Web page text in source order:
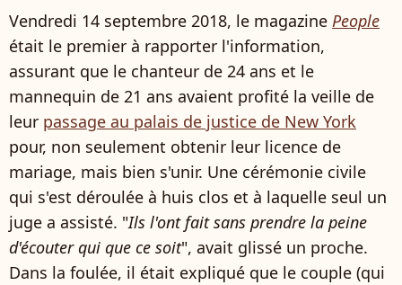
Vendredi 14 septembre 2018, le magazine People
était le premier à rapporter l'information,
assurant que le chanteur de 24 ans et le
mannequin de 21 ans avaient profité la veille de
leur passage au palais de justice de New York
pour, non seulement obtenir leur licence de
mariage, mais bien s'unir. Une cérémonie civile
qui s'est déroulée à huis clos et à laquelle seul un
juge a assisté. "Ils l'ont fait sans prendre la peine
d'écouter qui que ce soit", avait glissé un proche.
Dans la foulée, il était expliqué que le couple (qui